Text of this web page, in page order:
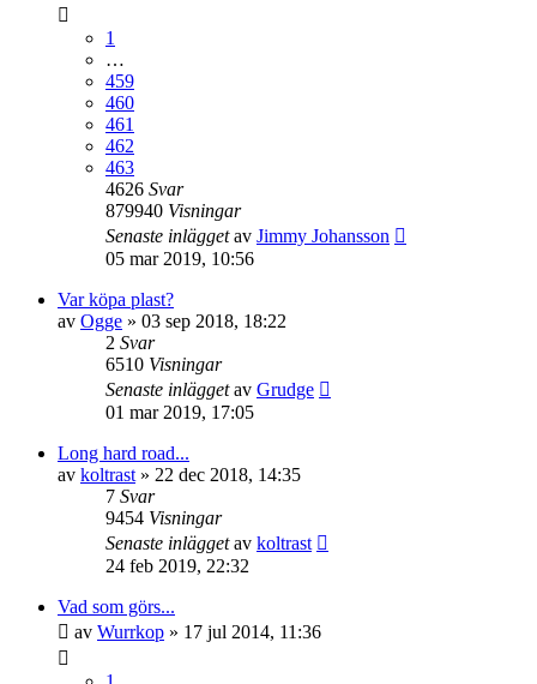
1
…
459
460
461
462
463
4626 Svar
879940 Visningar
Senaste inläggetav Jimmy Johansson
05 mar 2019, 10:56
Var köpa plast?
av Ogge » 03 sep 2018, 18:22
2 Svar
6510 Visningar
Senaste inläggetav Grudge
01 mar 2019, 17:05
Long hard road...
av koltrast » 22 dec 2018, 14:35
7 Svar
9454 Visningar
Senaste inläggetav koltrast
24 feb 2019, 22:32
Vad som görs...
av Wurrkop » 17 jul 2014, 11:36